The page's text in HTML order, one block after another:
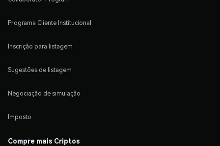
Programa Cliente Institucional
Inscrição para listagem
Sugestões de listagem
Negociação de simulação
Imposto
Compre mais Criptos